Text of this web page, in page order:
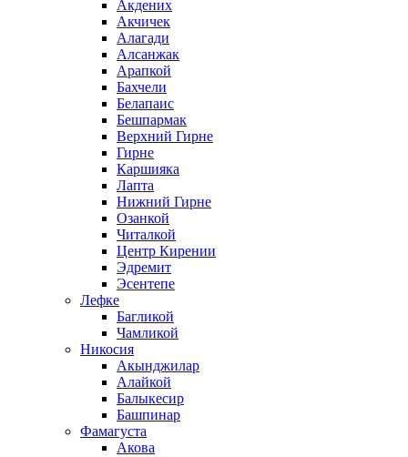
Акдених
Акчичек
Алагади
Алсанжак
Арапкой
Бахчели
Белапаис
Бешпармак
Верхний Гирне
Гирне
Каршияка
Лапта
Нижний Гирне
Озанкой
Читалкой
Центр Кирении
Эдремит
Эсентепе
Лефке
Багликой
Чамликой
Никосия
Акынджилар
Алайкой
Балыкесир
Башпинар
Фамагуста
Акова